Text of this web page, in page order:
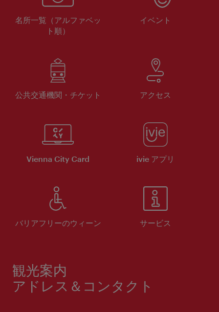
名所一覧（アルファベッ
ト順）
イベント
公共交通機関・チケット アクセス
Vienna City Card ivie アプリ
バリアフリーのウィーン サービス
観光案内
アドレス＆コンタクト